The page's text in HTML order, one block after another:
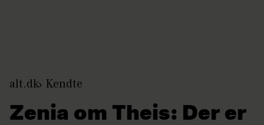
alt.dk Kendte
Zenia om Theis: Der er